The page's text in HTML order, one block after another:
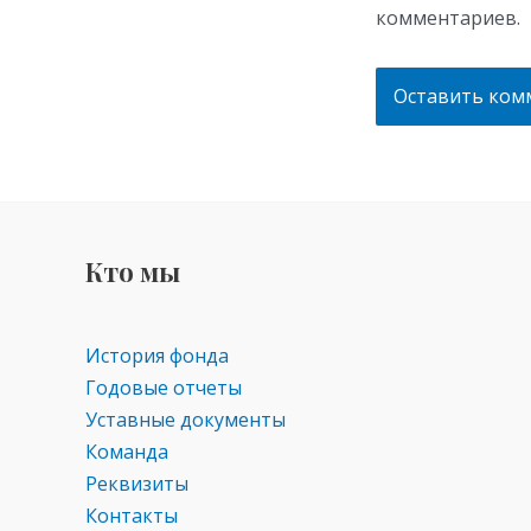
комментариев.
Кто мы
История фонда
Годовые отчеты
Уставные документы
Команда
Реквизиты
Контакты